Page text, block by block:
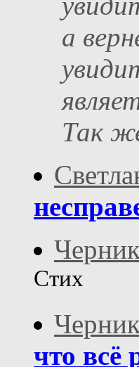
а
Так
Стих
что всё